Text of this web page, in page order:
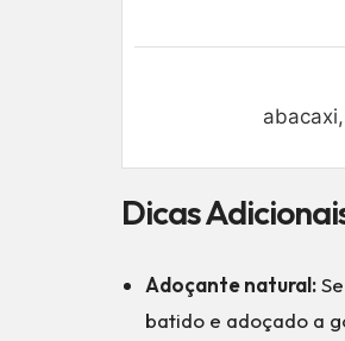
Dicas
Adoçante natural:
batido e adoçado a